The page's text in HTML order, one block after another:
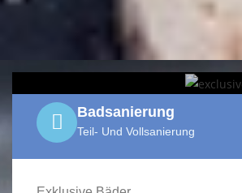
Badsanierung
Teil- Und Vollsanierung